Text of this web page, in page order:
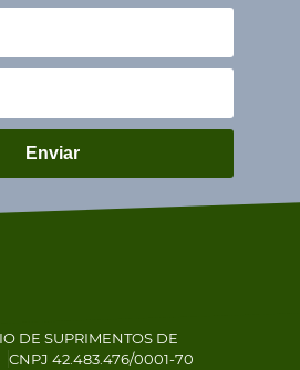
Enviar
DE SUPRIMENTOS DE
CNPJ 42.483.476/0001-70